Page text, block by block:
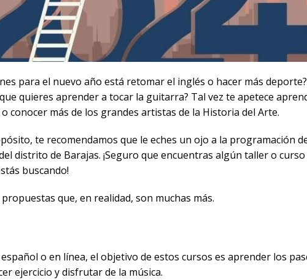
para el nuevo año está retomar el inglés o hacer más deporte?
quieres aprender a tocar la guitarra? Tal vez te apetece
conocer más de los grandes artistas de la Historia del Arte.
te recomendamos que le eches un ojo a la programación
distrito de Barajas. ¡Seguro que encuentras algún taller o curso
buscando!
que, en realidad, son muchas más.
o en línea, el objetivo de estos cursos es aprender los
ejercicio y disfrutar de la música.